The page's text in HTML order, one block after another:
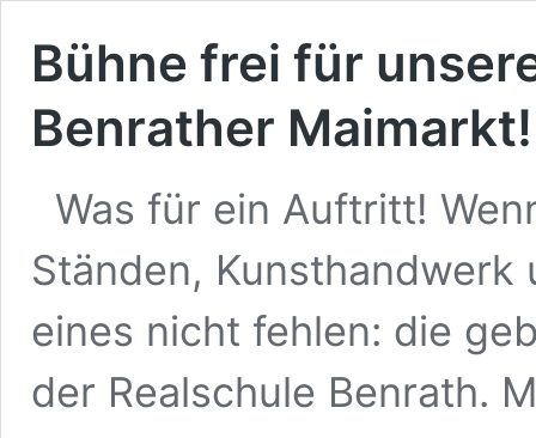
Bühne frei für
Benrather
Was für ein Auftritt!
Ständen,
eines nicht fehlen: die
der Realschule Benrath.